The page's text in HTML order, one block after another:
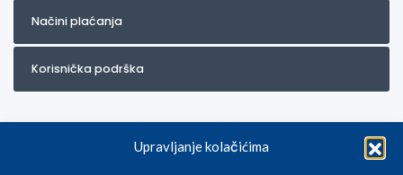
Upravljanje kolačićima
Načini plaćanja
Korisnička podrška